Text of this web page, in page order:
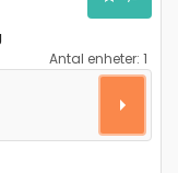
Antal enheter: 1
17332-a